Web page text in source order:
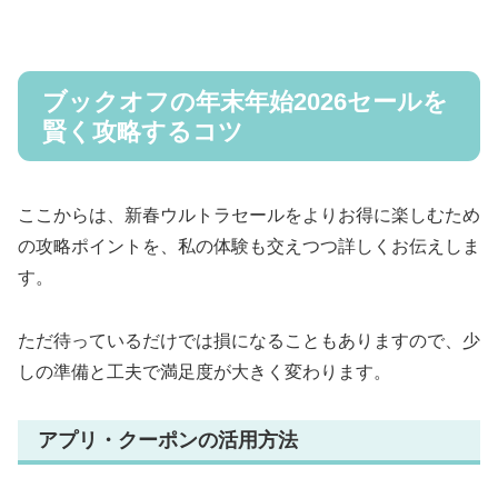
ブックオフの年末年始2026セールを
賢く攻略するコツ
ここからは、新春ウルトラセールをよりお得に楽しむため
の攻略ポイントを、私の体験も交えつつ詳しくお伝えしま
す。
ただ待っているだけでは損になることもありますので、少
しの準備と工夫で満足度が大きく変わります。
アプリ・クーポンの活用方法